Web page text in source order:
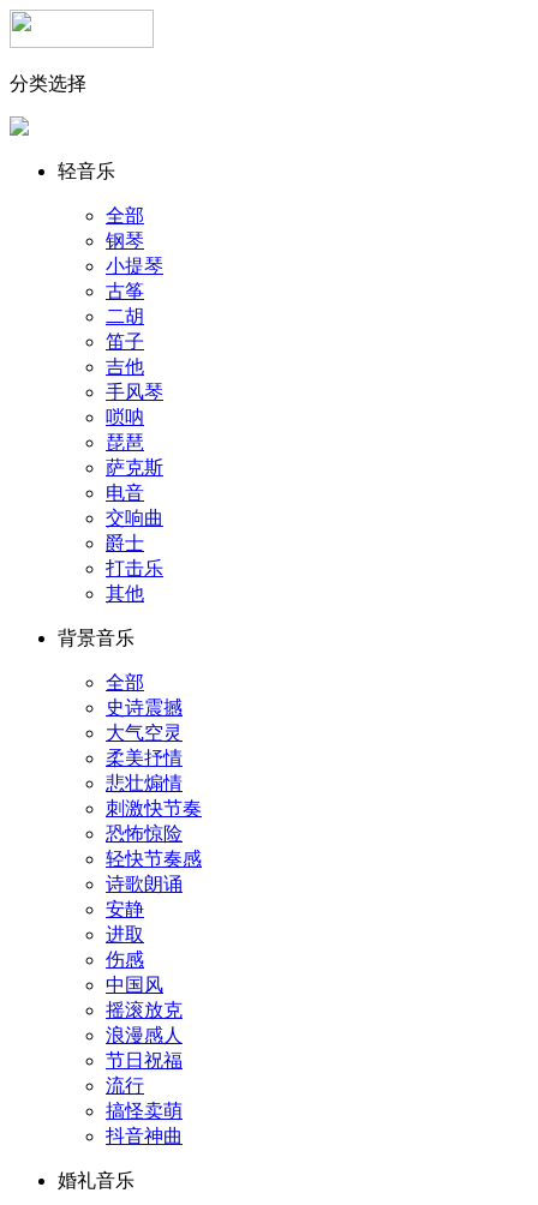
分类选择
轻音乐
全部
钢琴
小提琴
古筝
二胡
笛子
吉他
手风琴
唢呐
琵琶
萨克斯
电音
交响曲
爵士
打击乐
其他
背景音乐
全部
史诗震撼
大气空灵
柔美抒情
悲壮煽情
刺激快节奏
恐怖惊险
轻快节奏感
诗歌朗诵
安静
进取
伤感
中国风
摇滚放克
浪漫感人
节日祝福
流行
搞怪卖萌
抖音神曲
婚礼音乐